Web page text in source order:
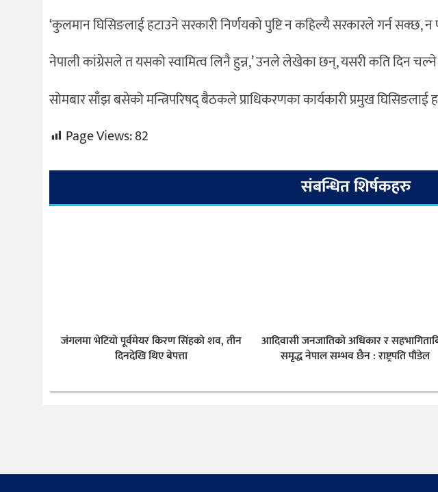
‘कुलमान घिसिङलाई हटाउने सरकारी निर्णयको पुष्टि न कहिल्यै सरकारले गर्न सक्छ, न
नेपाली कांग्रेसले त यसको स्वामित्व लिनै हुन्न,’ उनले लेखेका छन्, यसरी कति दिन चल्ने
सोमबार साँझ बसेको मन्त्रिपरिषद् बैठकले प्राधिकरणका कार्यकारी प्रमुख घिसिङलाई
Page Views:82
संबन्धित शिर्षकहरु
जंगलमा भेटियो पूर्वमेयर किरण सिंहको शव, तीन
दिनदेखि थिए बेपत्ता
आदिवासी जनजातिको अधिकार र
समृद्ध नेपाल सम्भव छैन : राष्ट्रपति पौडेल